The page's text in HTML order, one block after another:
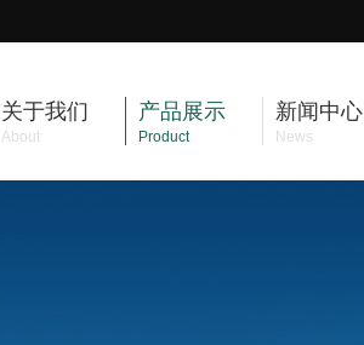
关于我们
About
产品展示
Product
新闻中心
News